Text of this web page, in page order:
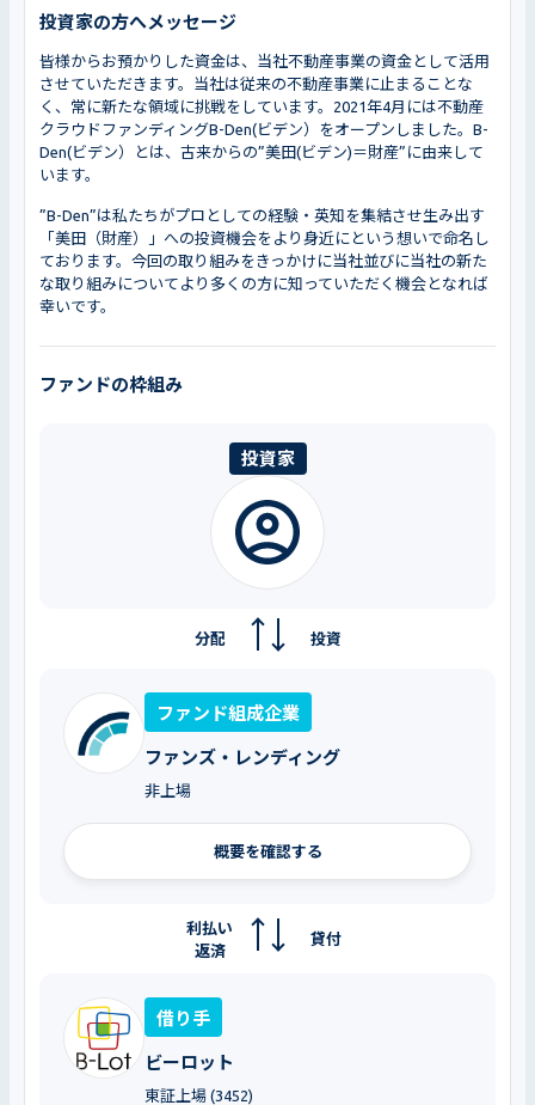
投資家の方へメッセージ
皆様からお預かりした資金は、当社不動産事業の資金として活用
させていただきます。当社は従来の不動産事業に止まることな
く、常に新たな領域に挑戦をしています。2021年4月には不動産
クラウドファンディングB-Den(ビデン）をオープンしました。B-
Den(ビデン）とは、古来からの”美田(ビデン)＝財産”に由来して
います。
”B-Den”は私たちがプロとしての経験・英知を集結させ生み出す
「美田（財産）」への投資機会をより身近にという想いで命名し
ております。今回の取り組みをきっかけに当社並びに当社の新た
な取り組みについてより多くの方に知っていただく機会となれば
幸いです。
ファンドの枠組み
投資家
投資
分配
ファンド組成企業
ファンズ・レンディング
非上場
概要を確認する
貸付
利払い
返済
借り手
ビーロット
東証上場 (3452)